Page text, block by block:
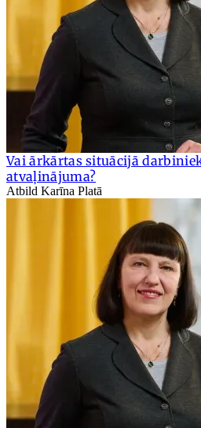
Vai ārkārtas situācijā
atvaļinājuma?
Atbild Karīna Platā